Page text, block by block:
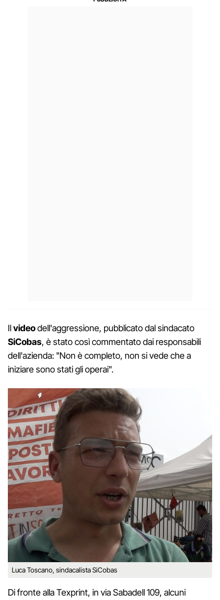
Ilvideodell'aggressione, pubblicato dal sindacato
SiCobas, è stato così commentato dai responsabili
dell'azienda: "Non è completo, non si vede che a
iniziare sono stati gli operai".
Luca Toscano, sindacalista SiCobas
Di fronte alla Texprint, in via Sabadell 109, alcuni